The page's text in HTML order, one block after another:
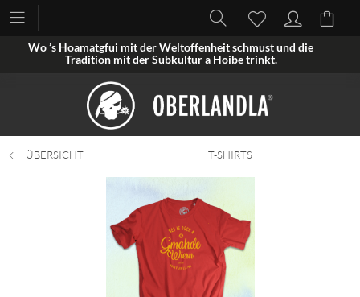
Wo ’s Hoamatgfui mit der Weltoffenheit schmust und die
Tradition mit der Subkultur a Hoibe trinkt.
ÜBERSICHT T-SHIRTS